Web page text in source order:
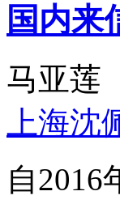
国内来
马亚莲
上海
自2016